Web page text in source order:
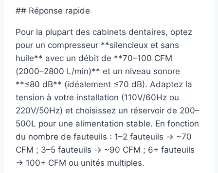
## Réponse rapide
Pour la plupart des cabinets dentaires, optez
pour un compresseur **silencieux et sans
huile** avec un débit de **70–100 CFM
(2000–2800 L/min)** et un niveau sonore
**≤80 dB** (idéalement ≤70 dB). Adaptez la
tension à votre installation (110V/60Hz ou
220V/50Hz) et choisissez un réservoir de 200–
500L pour une alimentation stable. En fonction
du nombre de fauteuils : 1–2 fauteuils → ~70
CFM ; 3–5 fauteuils → ~90 CFM ; 6+ fauteuils
→ 100+ CFM ou unités multiples.